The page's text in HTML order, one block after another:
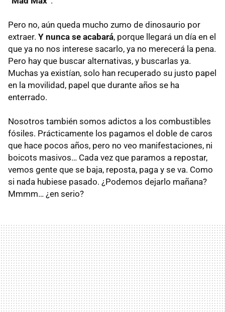
Pero no, aún queda mucho zumo de dinosaurio por
extraer. Y nunca se acabará, porque llegará un día en el
que ya no nos interese sacarlo, ya no merecerá la pena.
Pero hay que buscar alternativas, y buscarlas ya.
Muchas ya existían, solo han recuperado su justo papel
en la movilidad, papel que durante años se ha
enterrado.
Nosotros también somos adictos a los combustibles
fósiles. Prácticamente los pagamos el doble de caros
que hace pocos años, pero no veo manifestaciones, ni
boicots masivos… Cada vez que paramos a repostar,
vemos gente que se baja, reposta, paga y se va. Como
si nada hubiese pasado. ¿Podemos dejarlo mañana?
Mmmm… ¿en serio?